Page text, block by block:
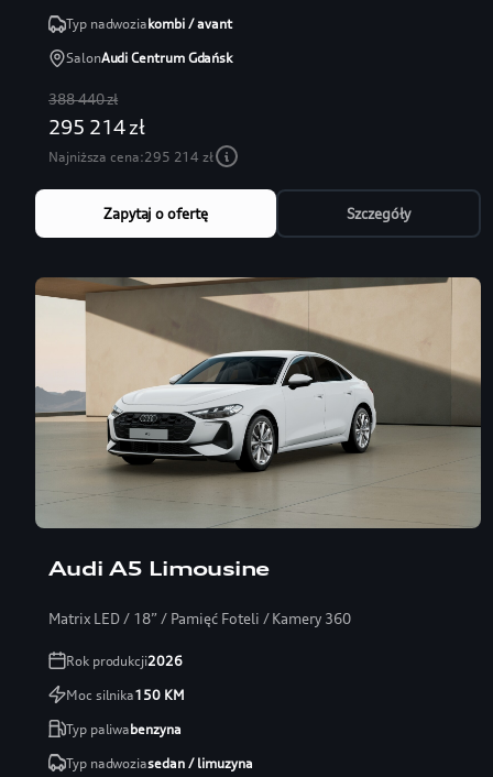
Typ nadwoziakombi / avant
SalonAudi Centrum Gdańsk
388 440 zł
295 214 zł
Najniższa cena:295 214 zł
Zapytaj o ofertę Szczegóły
Audi A5 Limousine
Matrix LED / 18” / Pamięć Foteli / Kamery 360
Rok produkcji2026
Moc silnika150KM
Typ paliwabenzyna
Typ nadwoziasedan / limuzyna